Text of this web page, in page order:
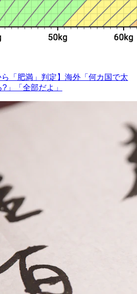
ら「肥満」判定】海外「何カ国で太
」「全部だよ」